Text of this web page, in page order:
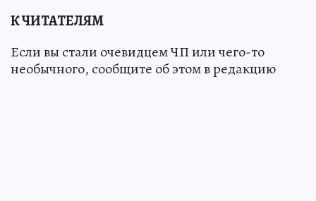
К ЧИТАТЕЛЯМ
Если вы стали очевидцем ЧП или чего-то
необычного, сообщите об этом в редакцию